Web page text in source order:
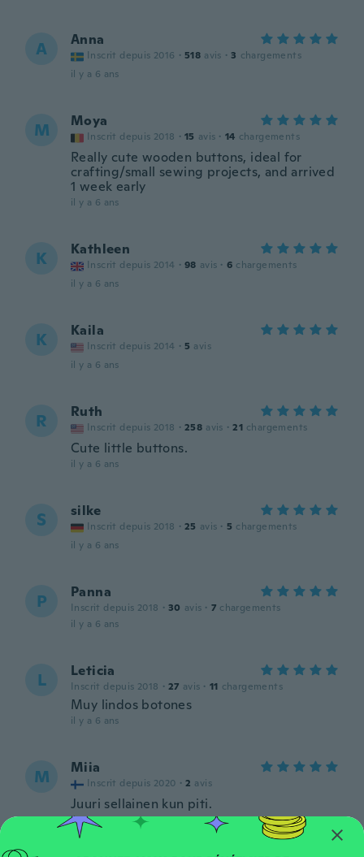
A Anna
Inscrit depuis 2016 · 518 avis · 3 chargements
il y a 6 ans
M Moya
Inscrit depuis 2018 · 15 avis · 14 chargements
Really cute wooden buttons, ideal for
crafting/small sewing projects, and arrived
1 week early
il y a 6 ans
K Kathleen
Inscrit depuis 2014 · 98 avis · 6 chargements
il y a 6 ans
K Kaila
Inscrit depuis 2014 · 5 avis
il y a 6 ans
R Ruth
Inscrit depuis 2018 · 258 avis · 21 chargements
Cute little buttons.
il y a 6 ans
S silke
Inscrit depuis 2018 · 25 avis · 5 chargements
il y a 6 ans
P Panna
Inscrit depuis 2018 · 30 avis · 7 chargements
il y a 6 ans
L Leticia
Inscrit depuis 2018 · 27 avis · 11 chargements
Muy lindos botones
il y a 6 ans
M Miia
Inscrit depuis 2020 · 2 avis
Juuri sellainen kun piti.
il y a 6 ans